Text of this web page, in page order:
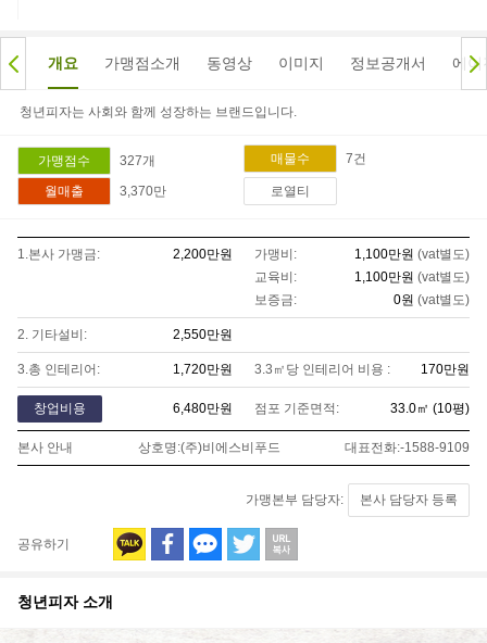
개요 가맹점소개 동영상 이미지 정보공개서 에이
청년피자는 사회와 함께 성장하는 브랜드입니다.
가맹점수 327개 매물수 7건
월매출 3,370만 로열티
1.본사 가맹금: 2,200만원 가맹비: 1,100만원 (vat별도)
교육비:
1,100만원 (vat별도)
보증금:
0원 (vat별도)
2. 기타설비: 2,550만원
3.총 인테리어: 1,720만원 3.3㎡당 인테리어 비용 : 170만원
창업비용 6,480만원 점포 기준면적: 33.0㎡ (10평)
본사 안내 상호명:(주)비에스비푸드 대표전화:-1588-9109
가맹본부 담당자: 본사 담당자 등록
공유하기
청년피자소개